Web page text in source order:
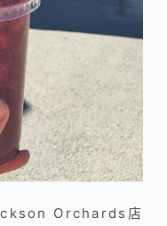
Orchards店